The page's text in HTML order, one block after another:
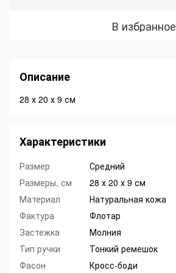
В избранное
Описание
28 х 20 х 9 см
Характеристики
Размер
Средний
Размеры, см
28 х 20 х 9 см
Материал
Натуральная кожа
Фактура
Флотар
Застежка
Молния
Тип ручки
Тонкий ремешок
Фасон
Кросс-боди